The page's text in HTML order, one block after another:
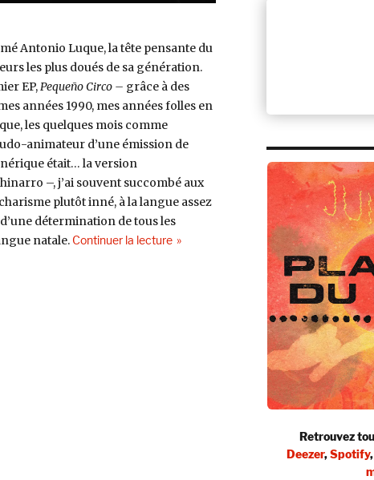
Antonio Luque, la tête pensante du
les plus doués de sa génération.
EP,Pequeño Circo – grâce à des
années 1990, mes années folles en
les quelques mois comme
animateur d’une émission de
était… la version
–, j’ai souvent succombé aux
plutôt inné, à la langue assez
détermination de tous les
natale. Continuer la lecturede « Sr Chinarro, un lugar en el pasado »
Retrouvez
Deezer,Spotify,